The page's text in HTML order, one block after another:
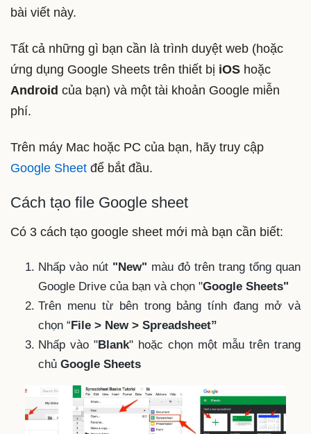
bài viết này.
Tất cả những gì bạn cần là trình duyệt web (hoặc
ứng dụng Google Sheets trên thiết bị iOS hoặc
Android của bạn) và một tài khoản Google miễn
phí.
Trên máy Mac hoặc PC của bạn, hãy truy cập
Google Sheet để bắt đầu.
Cách tạo file Google sheet
Có 3 cách tạo google sheet mới mà bạn cần biết:
Nhấp vào nút "New" màu đỏ trên trang tổng quan
Google Drive của bạn và chọn "Google Sheets"
Trên menu từ bên trong bảng tính đang mở và
chọn “File > New > Spreadsheet”
Nhấp vào "Blank" hoặc chọn một mẫu trên trang
chủ Google Sheets